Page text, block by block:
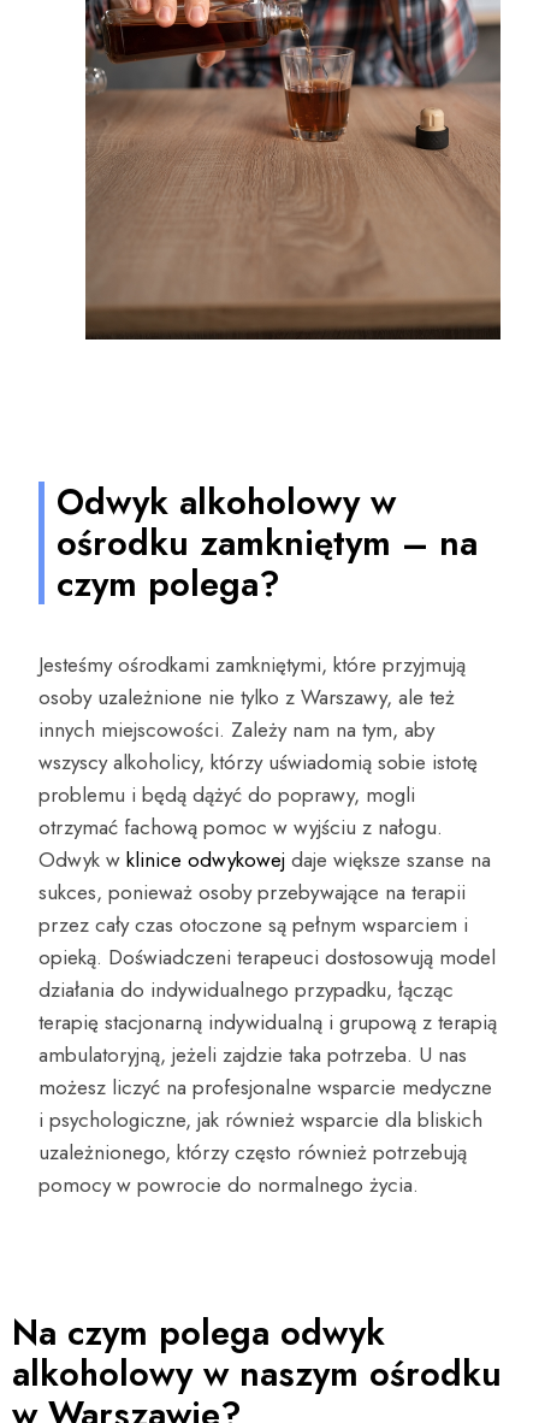
Odwyk alkoholowy w
ośrodku zamkniętym – na
czym polega?
Jesteśmy ośrodkami zamkniętymi, które przyjmują
osoby uzależnione nie tylko z Warszawy, ale też
innych miejscowości. Zależy nam na tym, aby
wszyscy alkoholicy, którzy uświadomią sobie istotę
problemu i będą dążyć do poprawy, mogli
otrzymać fachową pomoc w wyjściu z nałogu.
Odwyk wklinice odwykowej daje większe szanse na
sukces, ponieważ osoby przebywające na terapii
przez cały czas otoczone są pełnym wsparciem i
opieką. Doświadczeni terapeuci dostosowują model
działania do indywidualnego przypadku, łącząc
terapię stacjonarną indywidualną i grupową z terapią
ambulatoryjną, jeżeli zajdzie taka potrzeba. U nas
możesz liczyć na profesjonalne wsparcie medyczne
i psychologiczne, jak również wsparcie dla bliskich
uzależnionego, którzy często również potrzebują
pomocy w powrocie do normalnego życia.
Na czym polega odwyk
alkoholowy w naszym ośrodku